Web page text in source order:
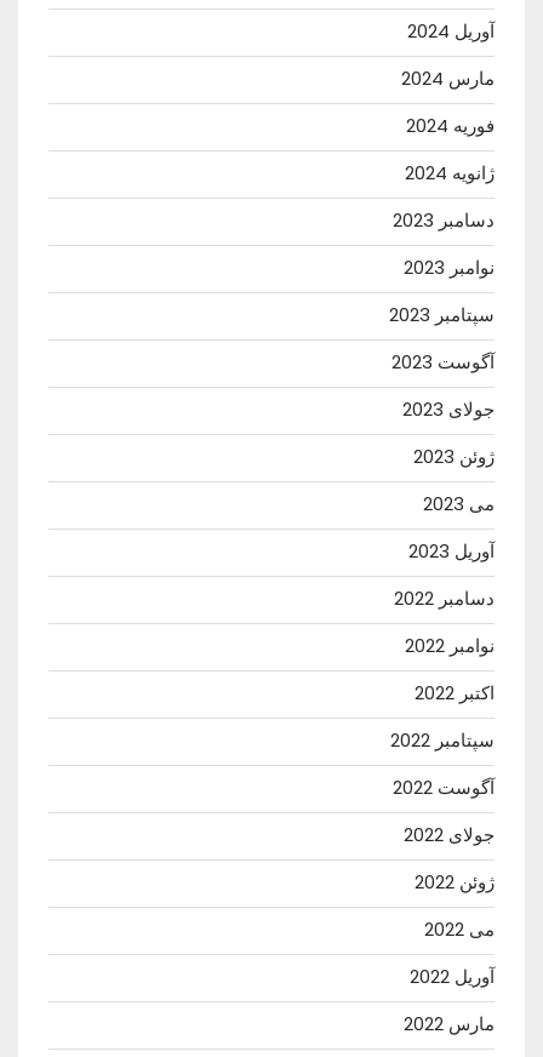
آوریل 2024
مارس 2024
فوریه 2024
ژانویه 2024
دسامبر 2023
نوامبر 2023
سپتامبر 2023
آگوست 2023
جولای 2023
ژوئن 2023
می 2023
آوریل 2023
دسامبر 2022
نوامبر 2022
اکتبر 2022
سپتامبر 2022
آگوست 2022
جولای 2022
ژوئن 2022
می 2022
آوریل 2022
مارس 2022